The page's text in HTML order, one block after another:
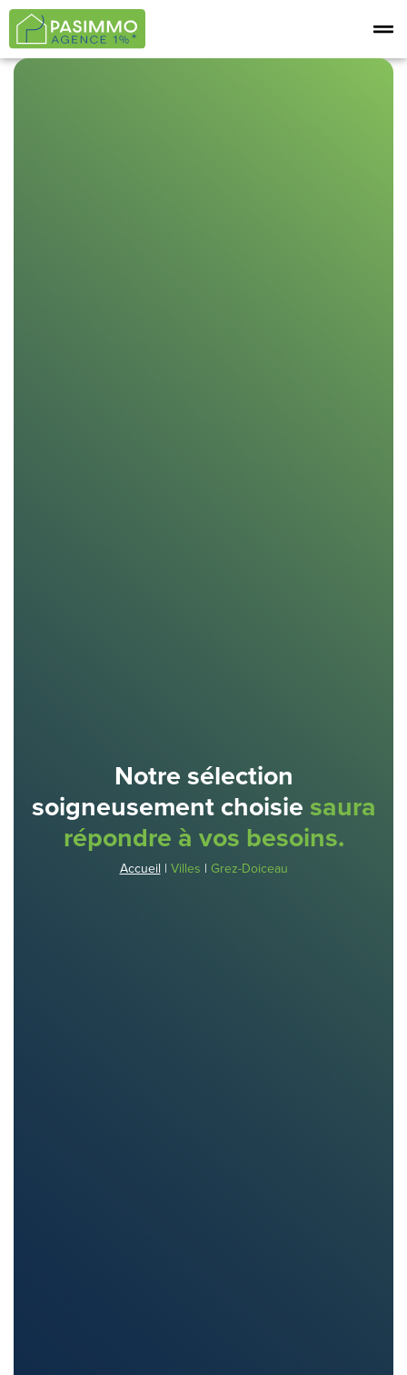
Notre sélection
soigneusement choisie saura
répondre à vos besoins.
Accueil| Villes | Grez-Doiceau